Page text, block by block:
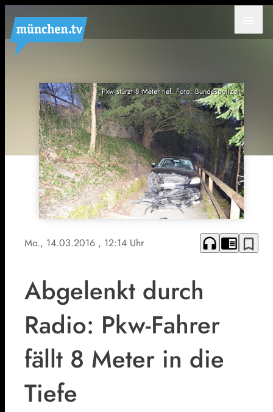
Pkw stürzt 8 Meter tief. Foto: Bundespolizei
Mo., 14.03.2016 , 12:14 Uhr headphones chrome_reader_mode bookmark_border
Abgelenkt durch
Radio: Pkw-Fahrer
fällt 8 Meter in die
Tiefe